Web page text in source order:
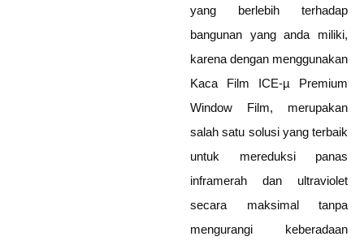
yang berlebih terhadap
bangunan yang anda miliki,
karena dengan menggunakan
Kaca Film ICE-µ Premium
Window Film, merupakan
salah satu solusi yang terbaik
untuk mereduksi panas
inframerah dan ultraviolet
secara maksimal tanpa
mengurangi keberadaan